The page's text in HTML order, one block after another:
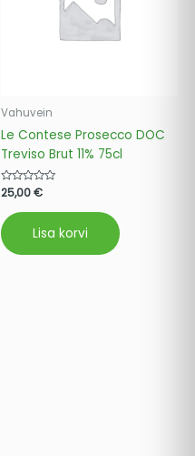
Vahuvein
Le Contese Prosecco DOC
Treviso Brut 11% 75cl
Hinnanguga
5
25,00€
Lisa korvi